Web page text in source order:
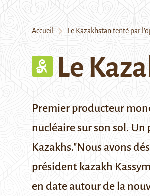
Accueil Le Kazakhstan tenté par
Le
Premier producteur
nucléaire sur son sol.
Kazakhs."Nous avons
président kazakh
en date autour de la